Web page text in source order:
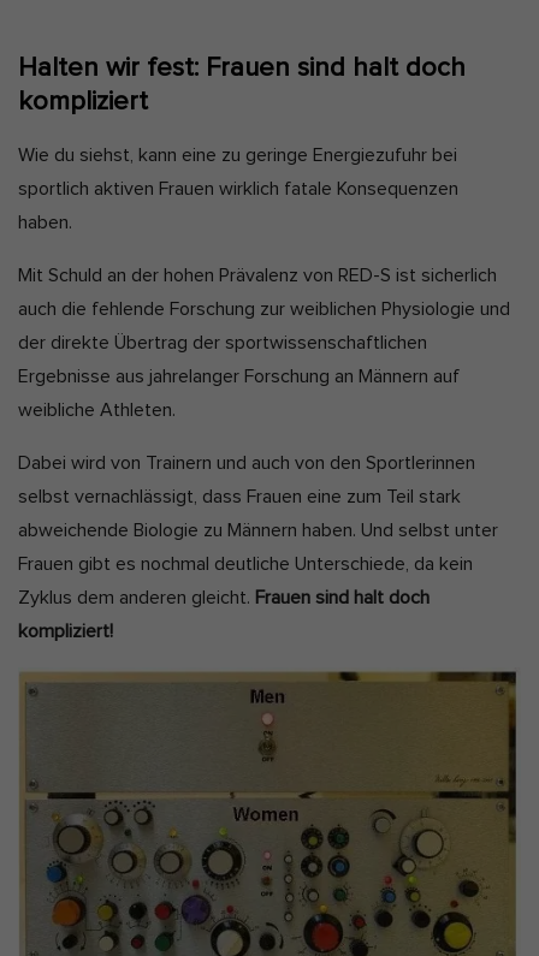
Halten wir fest: Frauen sind halt doch
kompliziert
Wie du siehst, kann eine zu geringe Energiezufuhr bei
sportlich aktiven Frauen wirklich fatale Konsequenzen
haben.
Mit Schuld an der hohen Prävalenz von RED-S ist sicherlich
auch die fehlende Forschung zur weiblichen Physiologie und
der direkte Übertrag der sportwissenschaftlichen
Ergebnisse aus jahrelanger Forschung an Männern auf
weibliche Athleten.
Dabei wird von Trainern und auch von den Sportlerinnen
selbst vernachlässigt, dass Frauen eine zum Teil stark
abweichende Biologie zu Männern haben. Und selbst unter
Frauen gibt es nochmal deutliche Unterschiede, da kein
Zyklus dem anderen gleicht. Frauen sind halt doch
kompliziert!